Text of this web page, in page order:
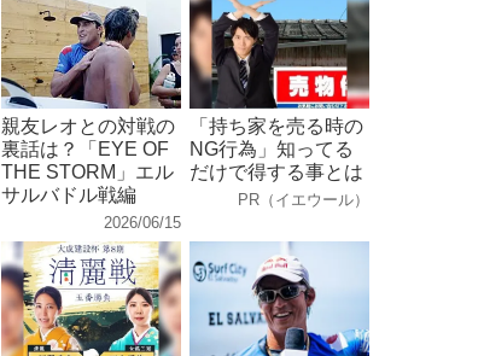
親友レオとの対戦の
裏話は？「EYE OF
THE STORM」エル
サルバドル戦編
2026/06/15
「持ち家を売る時の
NG行為」知ってる
だけで得する事とは
PR（イエウール）